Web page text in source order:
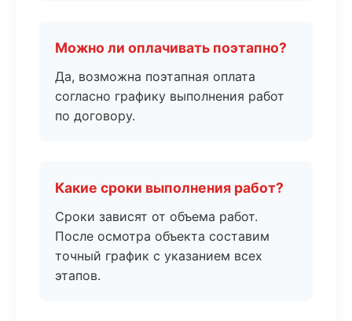
Можно ли оплачивать поэтапно?
Да, возможна поэтапная оплата
согласно графику выполнения работ
по договору.
Какие сроки выполнения работ?
Сроки зависят от объема работ.
После осмотра объекта составим
точный график с указанием всех
этапов.